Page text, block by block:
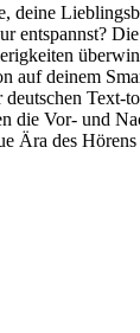
entspannst?
auf deinem
Text-
die Vor- und
Ära des